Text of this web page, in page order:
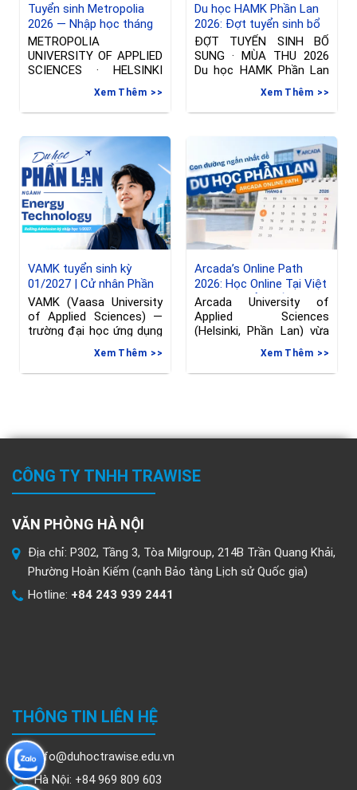
Tuyển sinh Metropolia
2026 — Nhập học tháng
01/2027 tại Phần Lan
METROPOLIA
UNIVERSITY OF APPLIED
SCIENCES · HELSINKI
Đợt tuyển sinh riêng —
Nhập học thángXem Thêm
Du học HAMK Phần Lan
2026: Đợt tuyển sinh bổ
sung ngành International
Business & Công nghệ
thông tin
ĐỢT TUYỂN SINH BỔ
SUNG · MÙA THU 2026
Du học HAMK Phần Lan
Xem Thêm
VAMK tuyển sinh kỳ
01/2027 | Cử nhân Phần
Lan ngành Kỹ thuật
VAMK (Vaasa University
of Applied Sciences) —
trường đại học ứng dụng
Xem Thêm
Arcada’s Online Path
2026: Học Online Tại Việt
Nam, Chuyển Tiếp Sang
Phần Lan, hạn đăng ký
đến 08/06/2026
Arcada University of
Applied Sciences
(Helsinki, Phần Lan) vừa
Xem Thêm
CÔNG TY TNHH TRAWISE
VĂN PHÒNG HÀ NỘI
Địa chỉ: P302, Tầng 3, Tòa Milgroup, 214B Trần Quang Khải,
Phường Hoàn Kiếm (cạnh Bảo tàng Lịch sử Quốc gia)
Hotline: +84 243 939 2441
THÔNG TIN LIÊN HỆ
info@duhoctrawise.edu.vn
Hà Nội: +84 969 809 603